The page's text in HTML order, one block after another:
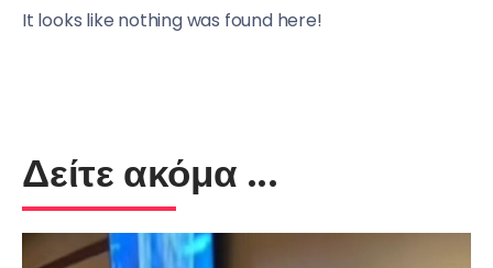
It looks like nothing was found here!
Δείτε ακόμα ...